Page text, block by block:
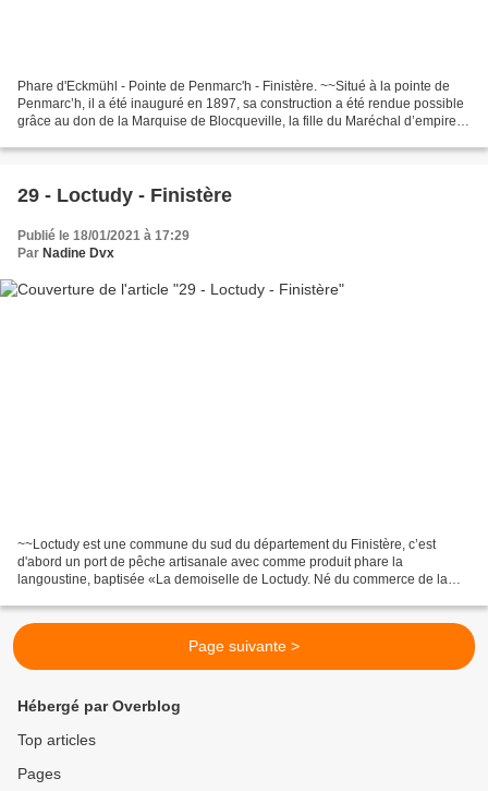
Phare d'Eckmühl - Pointe de Penmarc'h - Finistère. ~~Situé à la pointe de
Penmarc’h, il a été inauguré en 1897, sa construction a été rendue possible
grâce au don de la Marquise de Blocqueville, la fille du Maréchal d’empire
29 - Loctudy - Finistère
Publié le 18/01/2021 à 17:29
Par Nadine Dvx
~~Loctudy est une commune du sud du département du Finistère, c’est
d'abord un port de pêche artisanale avec comme produit phare la
langoustine, baptisée «La demoiselle de Loctudy. Né du commerce de la
Page suivante >
Hébergé par Overblog
Top articles
Pages